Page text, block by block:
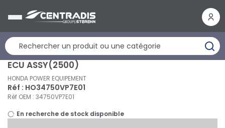
ECU ASSY(2500)
HONDA POWER EQUIPEMENT
Réf : HO34750VP7E01
Réf OEM : 34750VP7E01
En recherche de stock disponible